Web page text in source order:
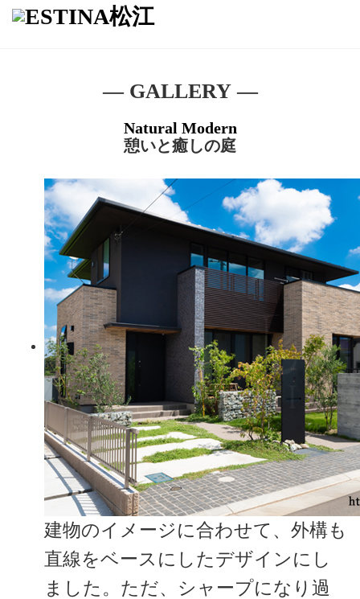
― GALLERY ―
Natural Modern
憩いと癒しの庭
建物のイメージに合わせて、外構も
直線をベースにしたデザインにし
ました。ただ、シャープになり過